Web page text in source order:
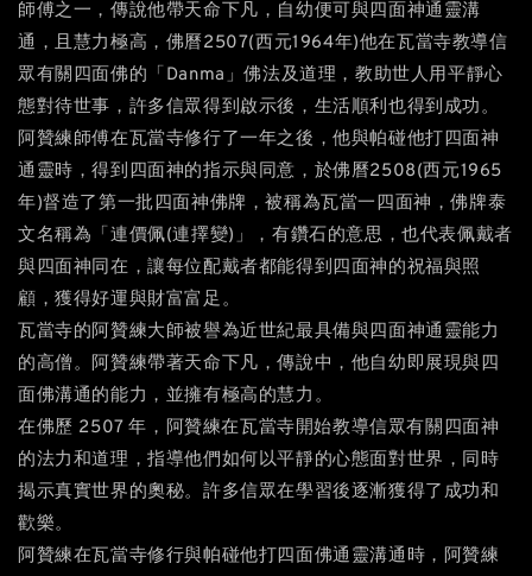
師傅之一，傳說他帶天命下凡，自幼便可與四面神通靈溝
通，且慧力極高，佛曆2507(西元1964年)他在瓦當寺教導信
眾有關四面佛的「Danma」佛法及道理，教助世人用平靜心
態對待世事，許多信眾得到啟示後，生活順利也得到成功。
阿贊練師傅在瓦當寺修行了一年之後，他與帕碰他打四面神
通靈時，得到四面神的指示與同意，於佛曆2508(西元1965
年)督造了第一批四面神佛牌，被稱為瓦當一四面神，佛牌泰
文名稱為「連價佩(連擇變)」，有鑽石的意思，也代表佩戴者
與四面神同在，讓每位配戴者都能得到四面神的祝福與照
顧，獲得好運與財富富足。
瓦當寺的阿贊練大師被譽為近世紀最具備與四面神通靈能力
的高僧。阿贊練帶著天命下凡，傳說中，他自幼即展現與四
面佛溝通的能力，並擁有極高的慧力。
在佛歷 2507 年，阿贊練在瓦當寺開始教導信眾有關四面神
的法力和道理，指導他們如何以平靜的心態面對世界，同時
揭示真實世界的奧秘。許多信眾在學習後逐漸獲得了成功和
歡樂。
阿贊練在瓦當寺修行與帕碰他打四面佛通靈溝通時，阿贊練